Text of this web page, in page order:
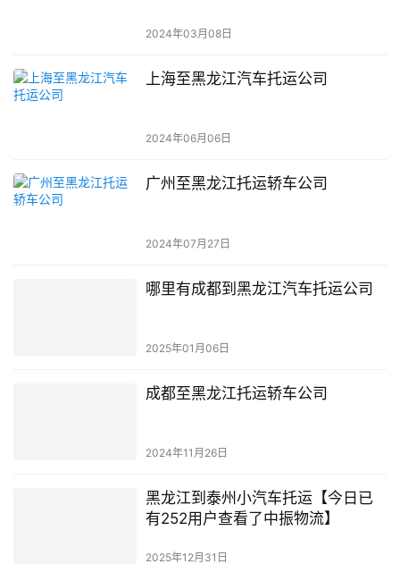
2024年03月08日
上海至黑龙江汽车托运公司
2024年06月06日
广州至黑龙江托运轿车公司
2024年07月27日
哪里有成都到黑龙江汽车托运公司
2025年01月06日
成都至黑龙江托运轿车公司
2024年11月26日
黑龙江到泰州小汽车托运【今日已
有252用户查看了中振物流】
2025年12月31日